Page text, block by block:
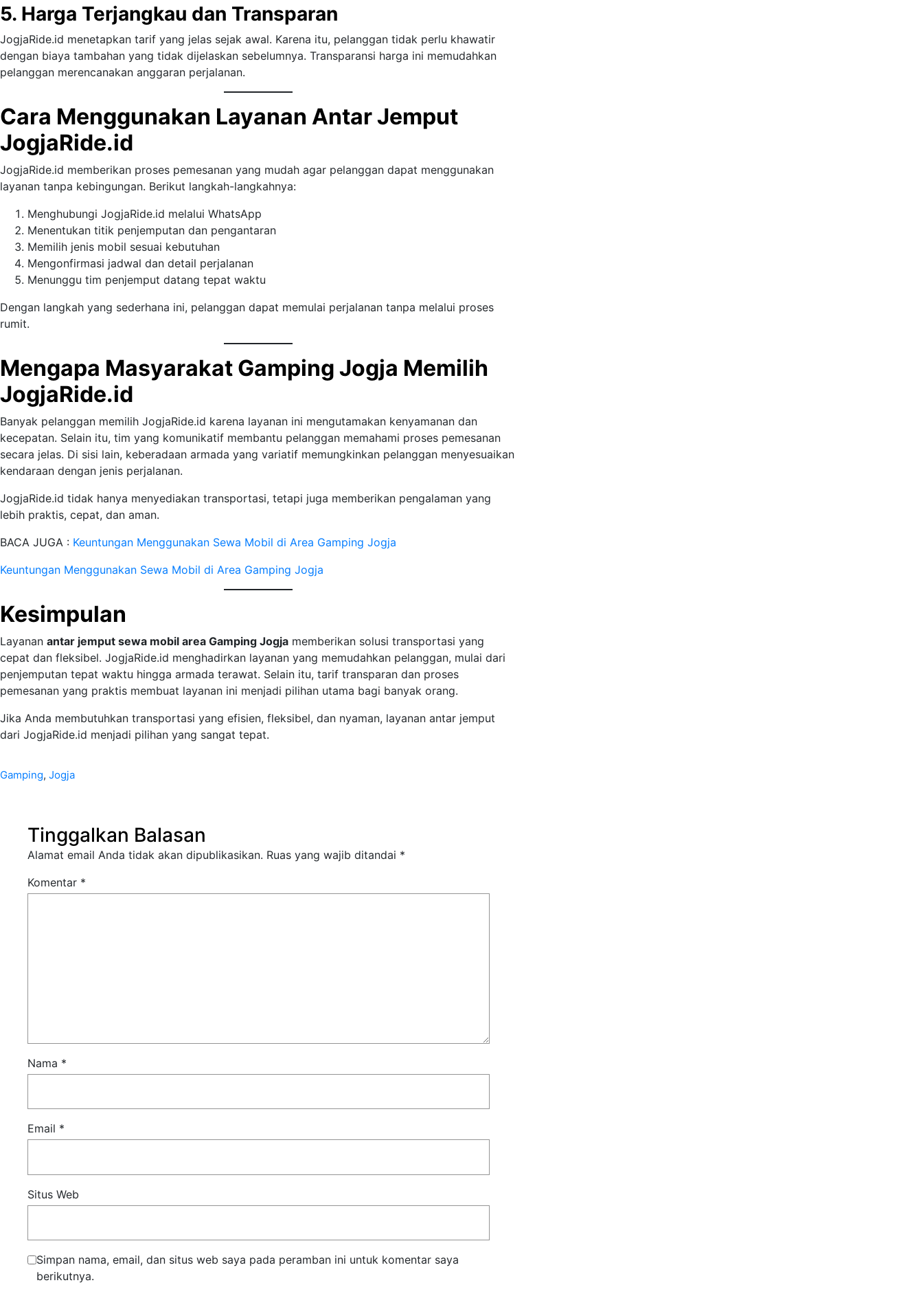
5. Harga Terjangkau dan Transparan
JogjaRide.id menetapkan tarif yang jelas sejak awal. Karena itu, pelanggan tidak perlu khawatir
dengan biaya tambahan yang tidak dijelaskan sebelumnya. Transparansi harga ini memudahkan
pelanggan merencanakan anggaran perjalanan.
Cara Menggunakan Layanan Antar Jemput
JogjaRide.id
JogjaRide.id memberikan proses pemesanan yang mudah agar pelanggan dapat menggunakan
layanan tanpa kebingungan. Berikut langkah-langkahnya:
Menghubungi JogjaRide.id melalui WhatsApp
Menentukan titik penjemputan dan pengantaran
Memilih jenis mobil sesuai kebutuhan
Mengonfirmasi jadwal dan detail perjalanan
Menunggu tim penjemput datang tepat waktu
Dengan langkah yang sederhana ini, pelanggan dapat memulai perjalanan tanpa melalui proses
rumit.
Mengapa Masyarakat Gamping Jogja Memilih
JogjaRide.id
Banyak pelanggan memilih JogjaRide.id karena layanan ini mengutamakan kenyamanan dan
kecepatan. Selain itu, tim yang komunikatif membantu pelanggan memahami proses pemesanan
secara jelas. Di sisi lain, keberadaan armada yang variatif memungkinkan pelanggan menyesuaikan
kendaraan dengan jenis perjalanan.
JogjaRide.id tidak hanya menyediakan transportasi, tetapi juga memberikan pengalaman yang
lebih praktis, cepat, dan aman.
BACA JUGA : Keuntungan Menggunakan Sewa Mobil di Area Gamping Jogja
Keuntungan Menggunakan Sewa Mobil di Area Gamping Jogja
Kesimpulan
Layanan antar jemput sewa mobil area Gamping Jogja memberikan solusi transportasi yang
cepat dan fleksibel. JogjaRide.id menghadirkan layanan yang memudahkan pelanggan, mulai dari
penjemputan tepat waktu hingga armada terawat. Selain itu, tarif transparan dan proses
pemesanan yang praktis membuat layanan ini menjadi pilihan utama bagi banyak orang.
Jika Anda membutuhkan transportasi yang efisien, fleksibel, dan nyaman, layanan antar jemput
dari JogjaRide.id menjadi pilihan yang sangat tepat.
Gamping, Jogja
Tinggalkan Balasan
Alamat email Anda tidak akan dipublikasikan. Ruas yang wajib ditandai *
Komentar *
Nama *
Email *
Situs Web
Simpan nama, email, dan situs web saya pada peramban ini untuk komentar saya
berikutnya.